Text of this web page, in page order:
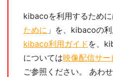
kibacoを利用するため
ために 」を、kibacoの
kibaco利用ガイド を、
については映像配信サー
ご参照ください。 あわせ